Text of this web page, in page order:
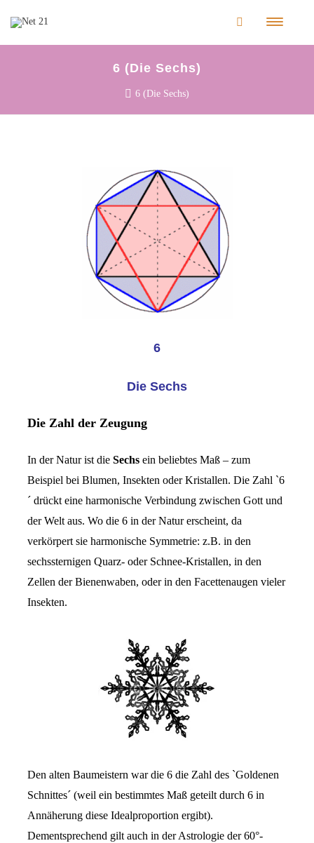
6 (Die Sechs)
6 (Die Sechs)
6
Die Sechs
Die Zahl der Zeugung
In der Natur ist die Sechs ein beliebtes Maß – zum
Beispiel bei Blumen, Insekten oder Kristallen. Die Zahl `6
´ drückt eine harmonische Verbindung zwischen Gott und
der Welt aus. Wo die 6 in der Natur erscheint, da
verkörpert sie harmonische Symmetrie: z.B. in den
sechssternigen Quarz- oder Schnee-Kristallen, in den
Zellen der Bienenwaben, oder in den Facettenaugen vieler
Insekten.
Den alten Baumeistern war die 6 die Zahl des `Goldenen
Schnittes´ (weil ein bestimmtes Maß geteilt durch 6 in
Annäherung diese Idealproportion ergibt).
Dementsprechend gilt auch in der Astrologie der 60°-